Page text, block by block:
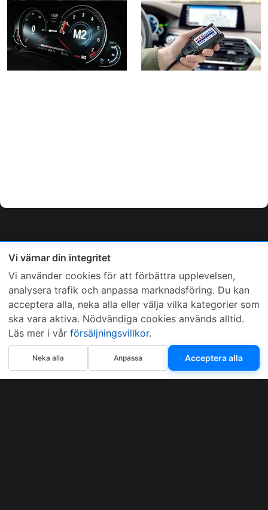
Vi värnar din integritet
Vi använder cookies för att förbättra upplevelsen,
analysera trafik och anpassa marknadsföring. Du kan
acceptera alla, neka alla eller välja vilka kategorier som
ska vara aktiva. Nödvändiga cookies används alltid.
Läs mer i vår försäljningsvillkor.
Neka alla Anpassa Acceptera alla
Sveriges mest sålda dieselbox